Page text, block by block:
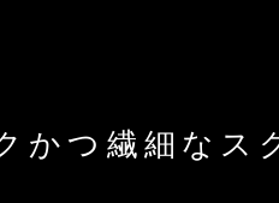
かつ繊細なス